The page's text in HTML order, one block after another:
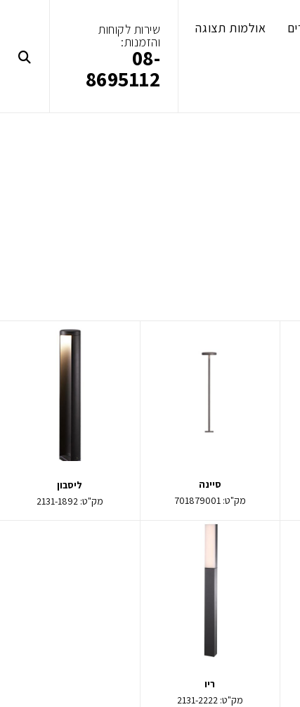
אולמות תצוגה שירות לקוחות
והזמנות:
08-
8695112
סיינה
מק"ט:701879001
ליסבון
מק"ט:2131-1892
ריו
מק"ט: 2131-2222